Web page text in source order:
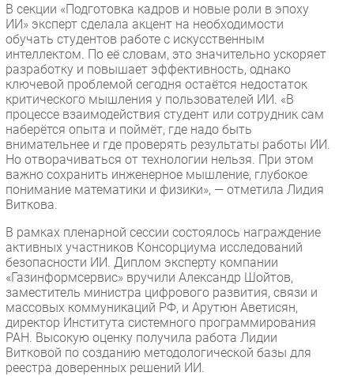
В секции «Подготовка кадров и новые роли в эпоху
ИИ» эксперт сделала акцент на необходимости
обучать студентов работе с искусственным
интеллектом. По её словам, это значительно ускоряет
разработку и повышает эффективность, однако
ключевой проблемой сегодня остаётся недостаток
критического мышления у пользователей ИИ. «В
процессе взаимодействия студент или сотрудник сам
наберётся опыта и поймёт, где надо быть
внимательнее и где проверять результаты работы ИИ.
Но отворачиваться от технологии нельзя. При этом
важно сохранить инженерное мышление, глубокое
понимание математики и физики», — отметила Лидия
Виткова.
В рамках пленарной сессии состоялось награждение
активных участников Консорциума исследований
безопасности ИИ. Диплом эксперту компании
«Газинформсервис» вручили Александр Шойтов,
заместитель министра цифрового развития, связи и
массовых коммуникаций РФ, и Арутюн Аветисян,
директор Института системного программирования
РАН. Высокую оценку получила работа Лидии
Витковой по созданию методологической базы для
реестра доверенных решений ИИ.